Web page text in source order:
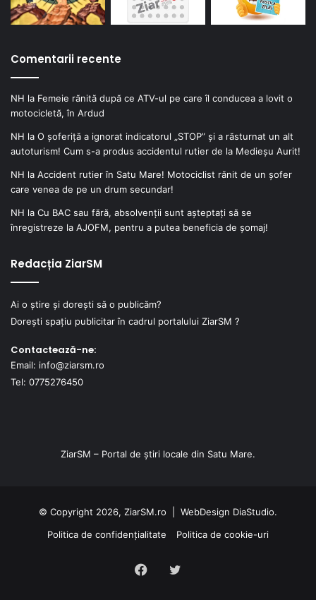
Comentarii recente
NH la Femeie rănită după ce ATV-ul pe care îl conducea a lovit o
motocicletă, în Ardud
NH la O șoferiță a ignorat indicatorul „STOP” și a răsturnat un alt
autoturism! Cum s-a produs accidentul rutier de la Medieșu Aurit!
NH la Accident rutier în Satu Mare! Motociclist rănit de un șofer
care venea de pe un drum secundar!
NH la Cu BAC sau fără, absolvenții sunt așteptați să se
înregistreze la AJOFM, pentru a putea beneficia de șomaj!
Redacția ZiarSM
Ai o știre și dorești să o publicăm?
Dorești spațiu publicitar în cadrul portalului ZiarSM ?
Contactează-ne:
Email: info@ziarsm.ro
Tel: 0775276450
ZiarSM – Portal de știri locale din Satu Mare.
© Copyright 2026, ZiarSM.ro | WebDesign DiaStudio.
Politica de confidențialitate
Politica de cookie-uri
FacebookTwitter